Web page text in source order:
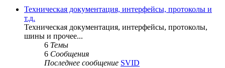
Техническая документация, интерфейсы, протоколы и
т.д.
Техническая документация, интерфейсы, протоколы,
шины и прочее...
6 Темы
6 Сообщения
Последнее сообщение SVID